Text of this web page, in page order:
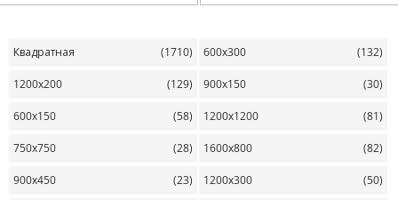
Квадратная (1710) 600х300 (132)
1200х200 (129) 900х150 (30)
600х150 (58) 1200х1200 (81)
750х750 (28) 1600х800 (82)
900х450 (23) 1200х300 (50)